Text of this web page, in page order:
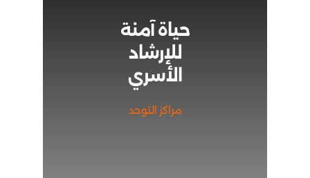
حياة آمنة
للإرشاد
الأسري
مراكز التوحد